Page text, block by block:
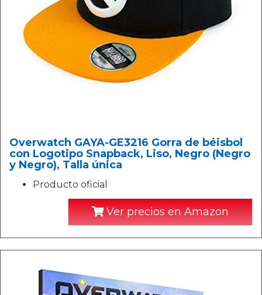
Overwatch GAYA-GE3216 Gorra de béisbol
con Logotipo Snapback, Liso, Negro (Negro
y Negro), Talla única
Producto oficial
Ver precios en Amazon